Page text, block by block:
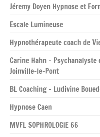
Jéremy Doyen Hypnose et
Escale Lumineuse
Hypnothérapeute coach de
Carine Hahn – Psychanalyste
Joinville-le-Pont
BL Coaching – Ludivine
Hypnose Caen
MVFL SOPHROLOGIE 66